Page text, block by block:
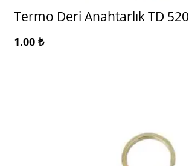
Termo Deri Anahtarlık TD 520
1.00 ₺